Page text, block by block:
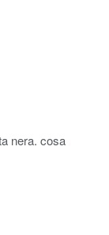
nera. cosa